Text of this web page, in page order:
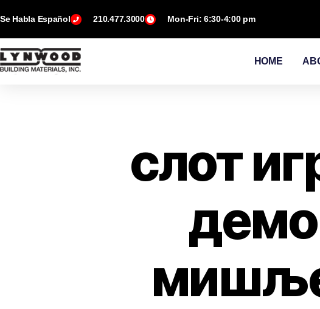
Se Habla Español 210.477.3000 Mon-Fri: 6:30-4:00 pm
HOME
слот